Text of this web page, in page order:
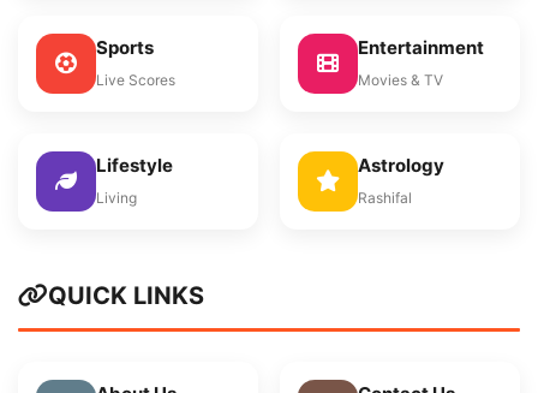
Sports
Live Scores
Entertainment
Movies & TV
Lifestyle
Living
Astrology
Rashifal
QUICK LINKS